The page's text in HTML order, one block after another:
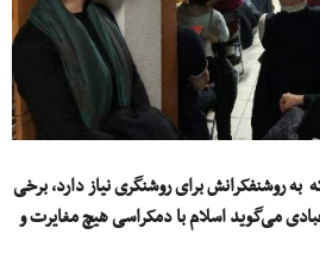
روشنفکرانش برای روشنگری نیاز دارد، برخی
می‌گوید اسلام با دمکراسی هیچ مغایرت و